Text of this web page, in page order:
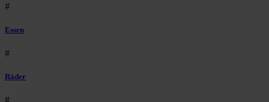
#
Essen
#
Räder